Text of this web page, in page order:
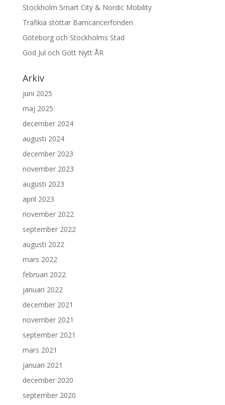
Stockholm Smart City & Nordic Mobility
Trafikia stöttar Barncancerfonden
Göteborg och Stockholms Stad
God Jul och Gott Nytt ÅR
Arkiv
juni 2025
maj 2025
december 2024
augusti 2024
december 2023
november 2023
augusti 2023
april 2023
november 2022
september 2022
augusti 2022
mars 2022
februari 2022
januari 2022
december 2021
november 2021
september 2021
mars 2021
januari 2021
december 2020
september 2020